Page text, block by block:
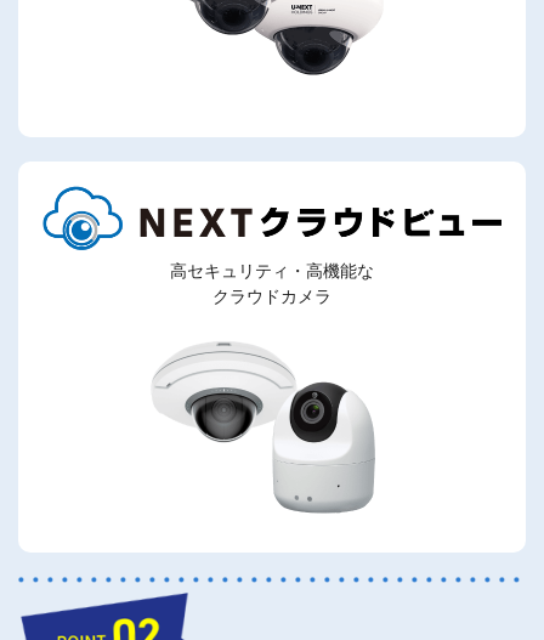
高セキュリティ・高機能な
クラウドカメラ